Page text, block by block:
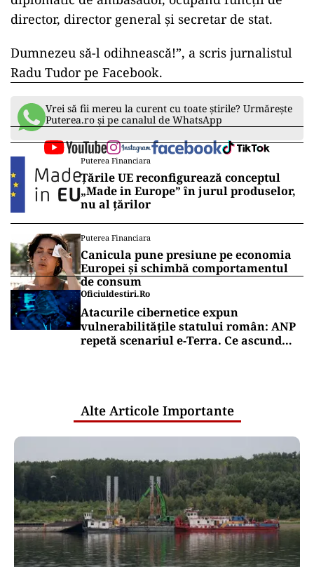
director, director general și secretar de stat.
Dumnezeu să-l odihnească!”, a scris jurnalistul
Radu Tudor pe Facebook.
Vrei să fii mereu la curent cu toate știrile? Urmărește
Puterea.ro și pe canalul de WhatsApp
Puterea Financiara
Țările UE reconfigurează conceptul
„Made in Europe” în jurul produselor,
nu al țărilor
Puterea Financiara
Canicula pune presiune pe economia
Europei și schimbă comportamentul
de consum
Oficiuldestiri.ro
Atacurile cibernetice expun
vulnerabilitățile statului român: ANP
repetă scenariul e‑Terra. Ce ascund
Alte Articole Importante